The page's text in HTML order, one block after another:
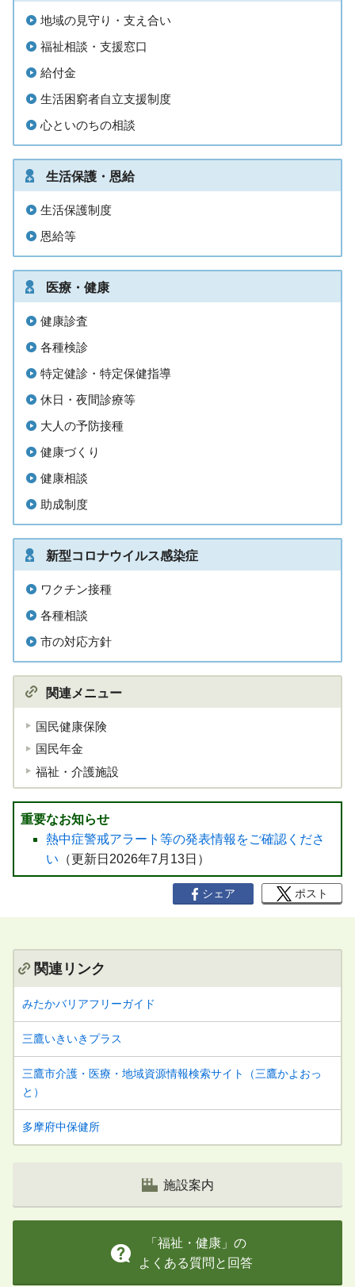
地域の見守り・支え合い
福祉相談・支援窓口
給付金
生活困窮者自立支援制度
心といのちの相談
生活保護・恩給
生活保護制度
恩給等
医療・健康
健康診査
各種検診
特定健診・特定保健指導
休日・夜間診療等
大人の予防接種
健康づくり
健康相談
助成制度
新型コロナウイルス感染症
ワクチン接種
各種相談
市の対応方針
関連メニュー
国民健康保険
国民年金
福祉・介護施設
重要なお知らせ
熱中症警戒アラート等の発表情報をご確認くださ
い （更新日2026年7月13日）
シェア ポスト
関連リンク
みたかバリアフリーガイド
三鷹いきいきプラス
三鷹市介護・医療・地域資源情報検索サイト（三鷹かよおっ
と）
多摩府中保健所
施設案内
「福祉・健康」の
よくある質問と回答